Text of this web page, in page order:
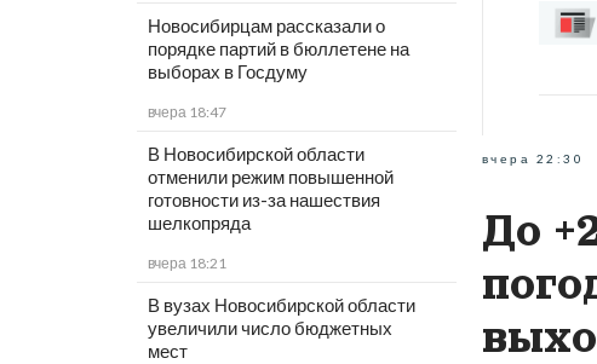
Новосибирцам рассказали о
порядке партий в бюллетене на
выборах в Госдуму
вчера 18:47
В Новосибирской области
отменили режим повышенной
готовности из-за нашествия
шелкопряда
вчера 18:21
В вузах Новосибирской области
увеличили число бюджетных
мест
вчера 22:30
До